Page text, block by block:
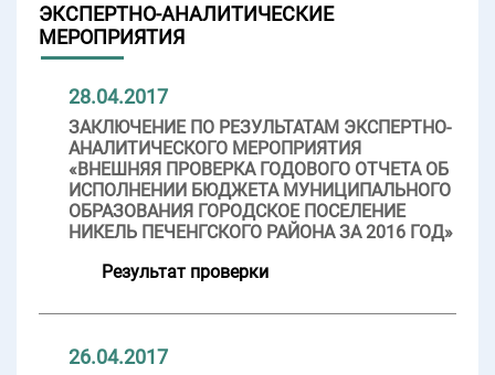
ЭКСПЕРТНО-АНАЛИТИЧЕСКИЕ
МЕРОПРИЯТИЯ
28.04.2017
ЗАКЛЮЧЕНИЕ ПО РЕЗУЛЬТАТАМ ЭКСПЕРТНО-
АНАЛИТИЧЕСКОГО МЕРОПРИЯТИЯ
«ВНЕШНЯЯ ПРОВЕРКА ГОДОВОГО ОТЧЕТА ОБ
ИСПОЛНЕНИИ БЮДЖЕТА МУНИЦИПАЛЬНОГО
ОБРАЗОВАНИЯ ГОРОДСКОЕ ПОСЕЛЕНИЕ
НИКЕЛЬ ПЕЧЕНГСКОГО РАЙОНА ЗА 2016 ГОД»
Результат проверки
26.04.2017